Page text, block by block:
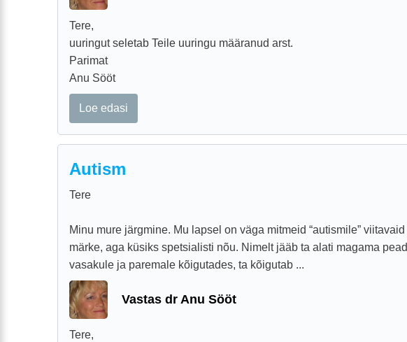
Tere,
uuringut seletab Teile uuringu määranud arst.
Parimat
Anu Sööt
Loe edasi
Autism
Tere
Minu mure järgmine. Mu lapsel on väga mitmeid “autismile” viitavaid
märke, aga küsiks spetsialisti nõu. Nimelt jääb ta alati magama pead
vasakule ja paremale kõigutades, ta kõigutab ...
Vastas dr Anu Sööt
Tere,